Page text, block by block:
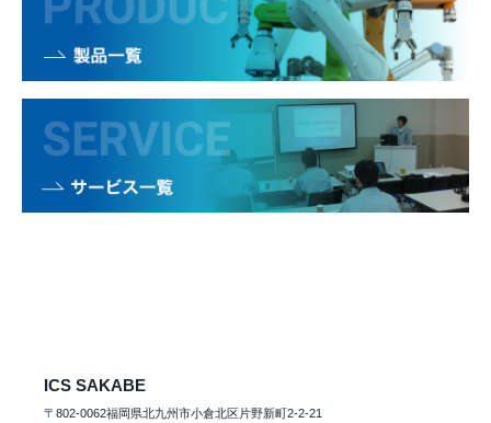
ICS SAKABE
〒802-0062福岡県北九州市小倉北区片野新町2-2-21